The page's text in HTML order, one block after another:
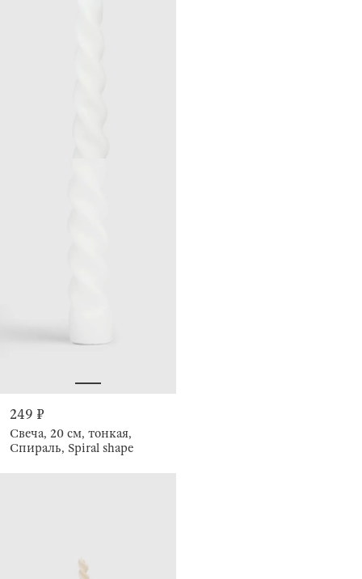
249 ₽
Свеча, 20 см, тонкая,
Спираль, Spiral shape